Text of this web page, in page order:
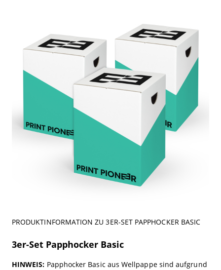
PRODUKTINFORMATION ZU 3ER-SET PAPPHOCKER BASIC
3er-Set Papphocker Basic
HINWEIS: Papphocker Basic aus Wellpappe sind aufgrund